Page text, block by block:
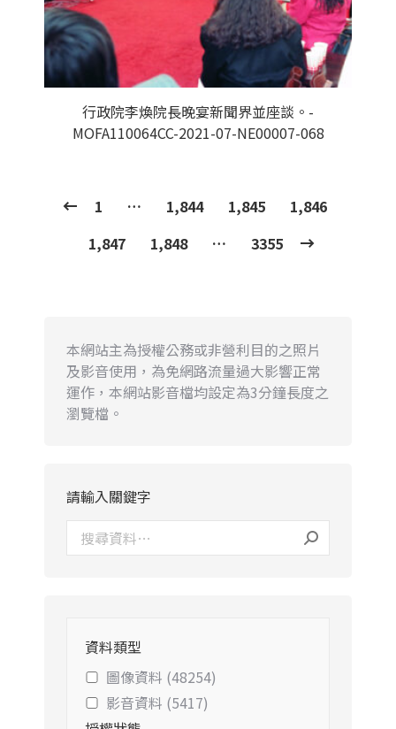
行政院李煥院長晚宴新聞界並座談。-
MOFA110064CC-2021-07-NE00007-068
1 … 1,844 1,845
1,846
1,847
1,848 … 3355
本網站主為授權公務或非營利目的之照片
及影音使用，為免網路流量過大影響正常
運作，本網站影音檔均設定為3分鐘長度之
瀏覽檔。
請輸入關鍵字
資料類型
圖像資料 (48254)
影音資料 (5417)